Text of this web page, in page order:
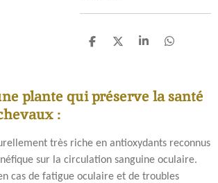
P
a
g
P
a
g
P
a
g
P
a
g
plante qui préserve la santé
:
très riche en antioxydants reconnus
sur la circulation sanguine oculaire.
cas de fatigue oculaire et de troubles